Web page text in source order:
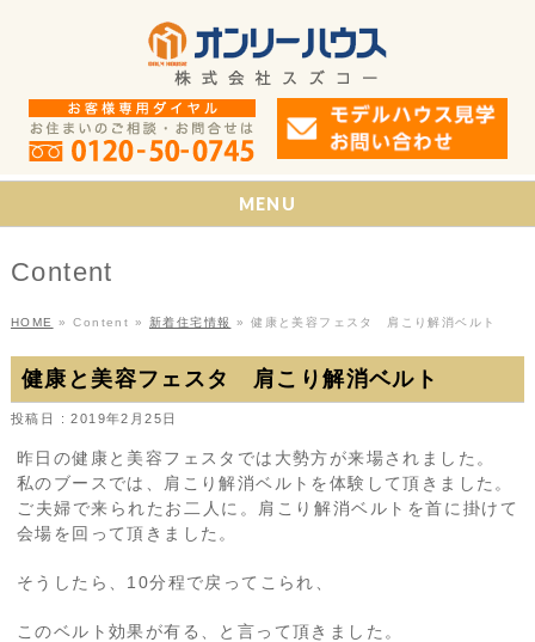
MENU
Content
HOME » Content » 新着住宅情報 » 健康と美容フェスタ 肩こり解消ベルト
健康と美容フェスタ 肩こり解消ベルト
投稿日 : 2019年2月25日
昨日の健康と美容フェスタでは大勢方が来場されました。
私のブースでは、肩こり解消ベルトを体験して頂きました。
ご夫婦で来られたお二人に。肩こり解消ベルトを首に掛けて
会場を回って頂きました。
そうしたら、10分程で戻ってこられ、
このベルト効果が有る、と言って頂きました。